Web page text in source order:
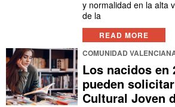
y normalidad en la alta
de la
READ MORE
COMUNIDAD
Los nacidos en
pueden
Cultural Joven